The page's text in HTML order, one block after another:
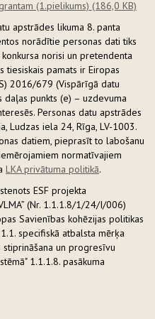
(1.pielikums) (186,0 KB)
apstrādes likuma 8. panta
norādītie personas dati tiks
norisi un pretendenta
tiesiskais pamats ir Eiropas
2016/679 (Vispārīgā datu
punkts (e) – uzdevuma
Personas datu apstrādes
Ludzas iela 24, Rīga, LV-1003.
datiem, pieprasīt to labošanu
normatīvajiem
LKA privātuma politikā.
ESF projekta
(Nr. 1.1.1.8/1/24/I/006)
Savienības kohēzijas politikas
specifiskā atbalsta mērķa
stiprināšana un progresīvu
1.1.1.8. pasākuma